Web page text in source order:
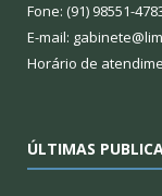
Fone: (91) 98551-
E-mail:
Horário de
ÚLTIMAS